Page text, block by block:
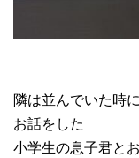
隣は並んでいた時に
お話をした
小学生の息子君とお